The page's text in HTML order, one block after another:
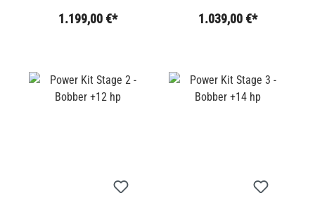
1.199,00 €* 1.039,00 €*